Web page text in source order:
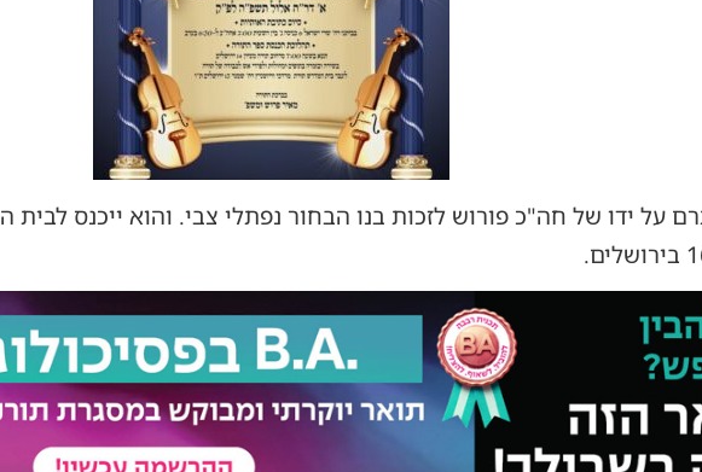
על ידו של חה"כ פורוש לזכות בנו הבחור נפתלי צבי. והוא ייכנס לבית